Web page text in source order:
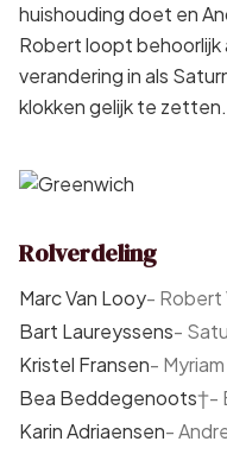
huishouding doet en
Robert loopt behoorlijk
verandering in als
klokken gelijk te zetten.
Rolverdeling
Marc Van Looy- Robert
Bart Laureyssens-
Kristel Fransen-
Bea Beddegenoots†-
Karin Adriaensen-